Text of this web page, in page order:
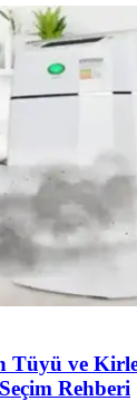
Tüyü ve
Rehberi